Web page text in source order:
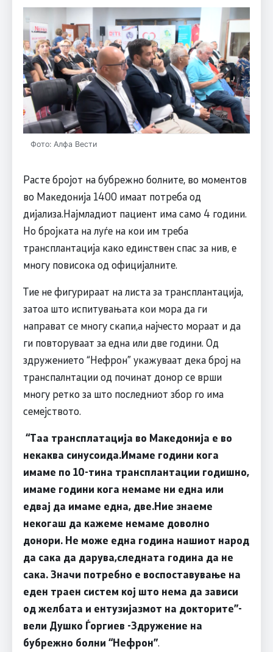
Фото: Алфа Вести
Расте бројот на бубрежно болните, во моментов
во Македонија 1400 имаат потреба од
дијализа.Најмладиот пациент има само 4 години.
Но бројката на луѓе на кои им треба
трансплантација како единствен спас за нив, е
многу повисока од официјалните.
Тие не фигурираат на листа за трансплантација,
затоа што испитувањата кои мора да ги
направат се многу скапи,а најчесто мораат и да
ги повторуваат за една или две години. Од
здружението “Нефрон” укажуваат дека број на
транспалнтации од починат донор се врши
многу ретко за што последниот збор го има
семејството.
“Таа трансплатација во Македонија е во
некаква синусоида.Имаме години кога
имаме по 10-тина трансплантации годишно,
имаме години кога немаме ни една или
едвај да имаме една, две.Ние знаеме
некогаш да кажеме немаме доволно
донори. Не може една година нашиот народ
да сака да дарува,следната година да не
сака. Значи потребно е воспоставување на
еден траен систем кој што нема да зависи
од желбата и ентузијазмот на докторите”-
вели Душко Ѓоргиев -Здружение на
бубрежно болни “Нефрон”.